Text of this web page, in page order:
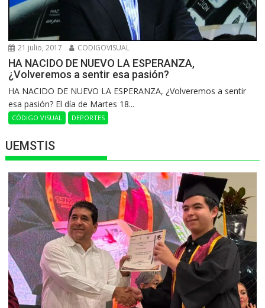
21 julio, 2017 CODIGOVISUAL
HA NACIDO DE NUEVO LA ESPERANZA,
¿Volveremos a sentir esa pasión?
HA NACIDO DE NUEVO LA ESPERANZA, ¿Volveremos a sentir
esa pasión? El día de Martes 18...
CÓDIGO VISUAL DEPORTES
UEMSTIS